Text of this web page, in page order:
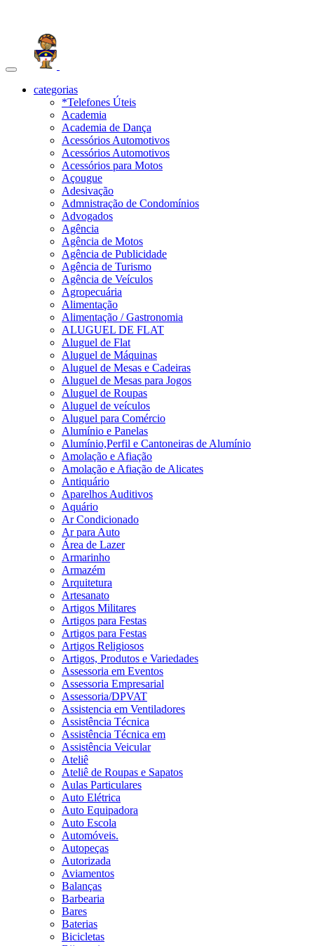
Toggle
navigationcategorias
*Telefones Úteis
Academia
Academia de Dança
Acessórios Automotivos
Acessórios Automotivos
Acessórios para Motos
Açougue
Adesivação
Admnistração de Condomínios
Advogados
Agência
Agência de Motos
Agência de Publicidade
Agência de Turismo
Agência de Veículos
Agropecuária
Alimentação
Alimentação / Gastronomia
ALUGUEL DE FLAT
Aluguel de Flat
Aluguel de Máquinas
Aluguel de Mesas e Cadeiras
Aluguel de Mesas para Jogos
Aluguel de Roupas
Aluguel de veículos
Aluguel para Comércio
Alumínio e Panelas
Alumínio,Perfil e Cantoneiras de Alumínio
Amolação e Afiação
Amolação e Afiação de Alicates
Antiquário
Aparelhos Auditivos
Aquário
Ar Condicionado
Ar para Auto
Área de Lazer
Armarinho
Armazém
Arquitetura
Artesanato
Artigos Militares
Artigos para Festas
Artigos para Festas
Artigos Religiosos
Artigos, Produtos e Variedades
Assessoria em Eventos
Assessoria Empresarial
Assessoria/DPVAT
Assistencia em Ventiladores
Assistência Técnica
Assistência Técnica em
Assistência Veicular
Ateliê
Ateliê de Roupas e Sapatos
Aulas Particulares
Auto Elétrica
Auto Equipadora
Auto Escola
Automóveis.
Autopeças
Autorizada
Aviamentos
Balanças
Barbearia
Bares
Baterias
Bicicletas